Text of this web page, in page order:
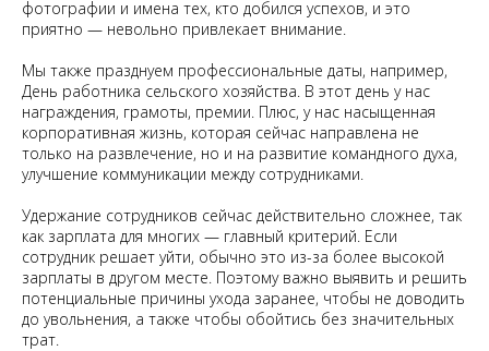
фотографии и имена тех, кто добился успехов, и это
приятно — невольно привлекает внимание.
Мы также празднуем профессиональные даты, например,
День работника сельского хозяйства. В этот день у нас
награждения, грамоты, премии. Плюс, у нас насыщенная
корпоративная жизнь, которая сейчас направлена не
только на развлечение, но и на развитие командного духа,
улучшение коммуникации между сотрудниками.
Удержание сотрудников сейчас действительно сложнее, так
как зарплата для многих — главный критерий. Если
сотрудник решает уйти, обычно это из-за более высокой
зарплаты в другом месте. Поэтому важно выявить и решить
потенциальные причины ухода заранее, чтобы не доводить
до увольнения, а также чтобы обойтись без значительных
трат.